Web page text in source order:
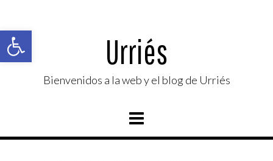
Abrir barra de herramientas
contenido
Urriés
Bienvenidos a la web y el blog de Urriés